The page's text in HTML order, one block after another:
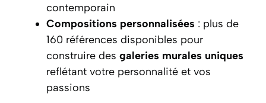
contemporain
Compositions personnalisées : plus de
160 références disponibles pour
construire des galeries murales uniques
reflétant votre personnalité et vos
passions